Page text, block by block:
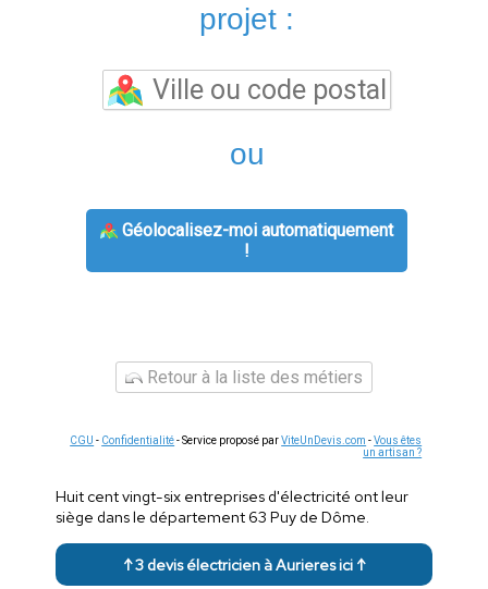
projet :
ou
Géolocalisez-moi automatiquement
!
Retour à la liste des métiers
CGU - Confidentialité- Service proposé parViteUnDevis.com -Vous êtes
un artisan ?
Huit cent vingt-six entreprises d'électricité ont leur
siège dans le département 63 Puy de Dôme.
↑ 3 devis électricien à Aurieres ici ↑